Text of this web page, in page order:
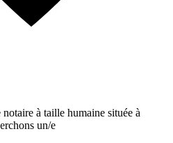
à taille humaine située à
un/e